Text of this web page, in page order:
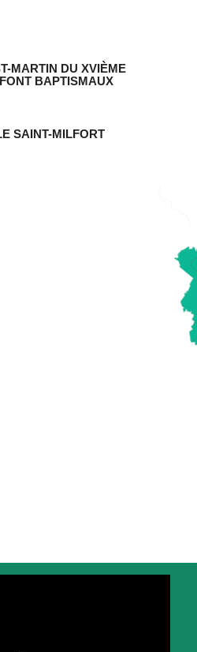
MARTIN DU XVIÈME
BAPTISMAUX
SAINT-MILFORT